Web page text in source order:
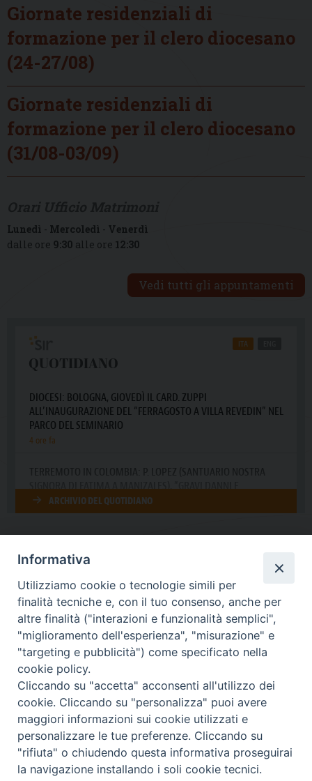
Giornate residenziali di
formazione per il clero diocesano
(24-27/08)
Giornate residenziali di
formazione per il clero diocesano
(31/08-03/09)
Lunedì - Mercoledì - Venerdì
dalle ore 9:30 alle ore 12:30
Vedi tutti gli appuntamenti
DIOCESI SUBURBICARIA DI ALBANO
Contatti:Tel.: 06.93268401 - Fax.: 06.9323844
E-mail:curia@diocesidialbano.it
Orari: dal Lunedì al Venerdì Ore: 9:00 - 13:00
Lunedì, Mercoledì e Venerdì, Ore 9:30 - 12:30
Diocesi Suburbicaria di Albano
Copyright © 2021
Informativa
Utilizziamo cookie o tecnologie simili per
finalità tecniche e, con il tuo consenso, anche per
altre finalità ("interazioni e funzionalità semplici",
"miglioramento dell'esperienza", "misurazione" e
"targeting e pubblicità") come specificato nella
cookie policy.
Cliccando su "accetta" acconsenti all'utilizzo dei
cookie. Cliccando su "personalizza" puoi avere
maggiori informazioni sui cookie utilizzati e
personalizzare le tue preferenze. Cliccando su
"rifiuta" o chiudendo questa informativa proseguirai
la navigazione installando i soli cookie tecnici.